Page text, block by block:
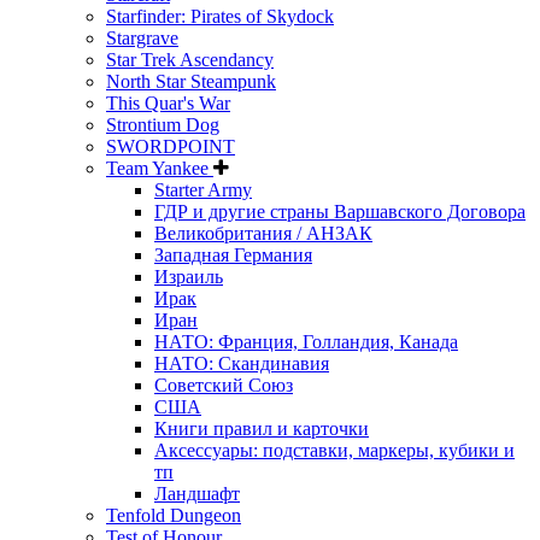
Starfinder: Pirates of Skydock
Stargrave
Star Trek Ascendancy
North Star Steampunk
This Quar's War
Strontium Dog
SWORDPOINT
Team Yankee
Starter Army
ГДР и другие страны Варшавского Договора
Великобритания / АНЗАК
Западная Германия
Израиль
Ирак
Иран
НАТО: Франция, Голландия, Канада
НАТО: Скандинавия
Советский Союз
США
Книги правил и карточки
Аксессуары: подставки, маркеры, кубики и
тп
Ландшафт
Tenfold Dungeon